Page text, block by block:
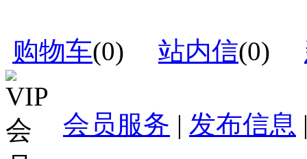
购物车(0) 站内信(0)
会员服务 | 发布信息